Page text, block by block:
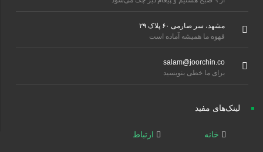
مشهد، سر صارمی ۶۰ پلاک ۲۹
قهوه ما همیشه آماده است
salam@joorchin.co
برای ما خطی بنویسید
لینک‌های مفید
خانه ارتباط